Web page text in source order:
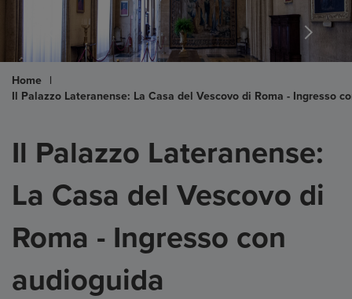
Home
|
Il Palazzo Lateranense: La Casa del Vescovo di Roma - Ingresso
Il Palazzo Lateranense:
La Casa del Vescovo di
Roma - Ingresso con
audioguida